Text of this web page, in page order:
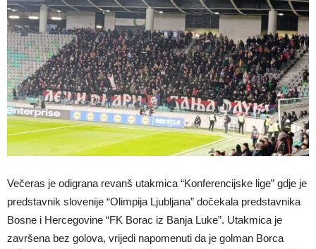
Večeras je odigrana revanš utakmica “Konferencijske lige” gdje je
predstavnik slovenije “Olimpija Ljubljana” dočekala predstavnika
Bosne i Hercegovine “FK Borac iz Banja Luke”. Utakmica je
završena bez golova, vrijedi napomenuti da je golman Borca